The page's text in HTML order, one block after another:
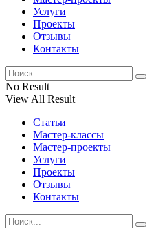
Услуги
Проекты
Отзывы
Контакты
No Result
View All Result
Статьи
Мастер-классы
Мастер-проекты
Услуги
Проекты
Отзывы
Контакты